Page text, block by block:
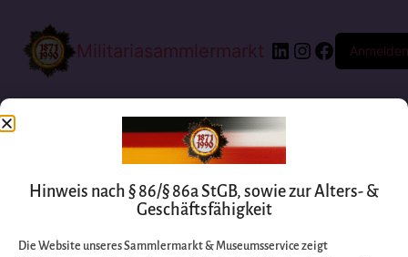
Militariasammlermarkt Anmelden
Hinweis nach § 86/§ 86a StGB, sowie zur Alters- &
Geschäftsfähigkeit
Die Website unseres Sammlermarkt & Museumsservice zeigt